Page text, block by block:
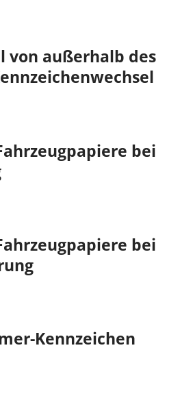
von außerhalb des
bei
bei
Kennzeichen